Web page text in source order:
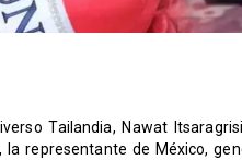
Tailandia, Nawat
la representante de México,